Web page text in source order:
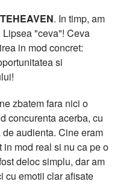
. In timp, am
"ceva"! Ceva
in mod concret:
si
zbatem fara nici o
concurenta acerba, cu
audienta. Cine eram
mod real si nu ca pe o
deloc simplu, dar am
cu emotii clar afisate